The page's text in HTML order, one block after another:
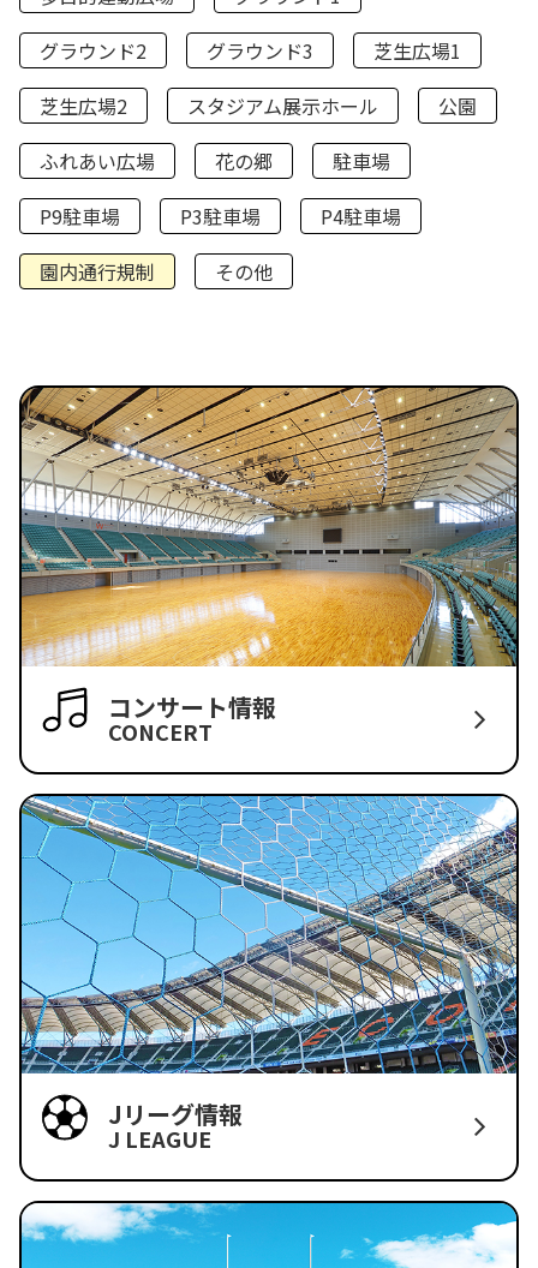
グラウンド2
グラウンド3
芝生広場1
芝生広場2
スタジアム展示ホール
公園
ふれあい広場
花の郷
駐車場
P9駐車場
P3駐車場
P4駐車場
園内通行規制
その他
コンサート情報
CONCERT
Jリーグ情報
J LEAGUE